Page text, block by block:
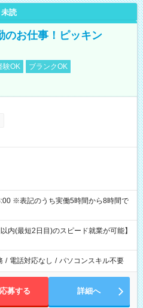
未読
のお仕事！ピッキン
験OK
ブランクOK
時間で
内(最短2日目)のスピード就業が可能】
/ 電話対応なし / パソコンスキル不要
応募する 詳細へ